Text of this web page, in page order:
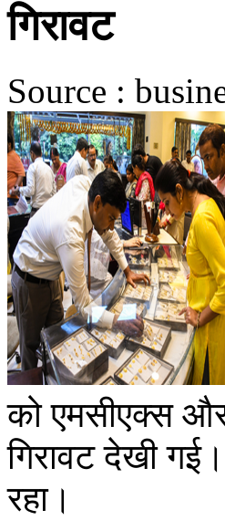
गिरावट
Source :
को एमसीएक्स और
गिरावट देखी
रहा।